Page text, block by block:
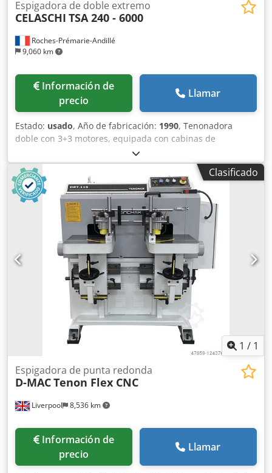
Roches-Prémarie-Andillé
9,060 km
Espigadora de doble extremo
CELASCHI TSA 240 - 6000
Información de
precio
Llamar
Estado: usado, Año de fabricación: 1990, Tenonadora
doble con 3+3 motores, equipada con cabinas de
protección y de insonorización, apertura de 6 metros.
Crodpfxsyzrale Am Eof
Clasificado
1 / 1
Liverpool 8,536 km
Espigadora de punta redonda
D-MACTenon Flex CNC
Información de
precio
Llamar